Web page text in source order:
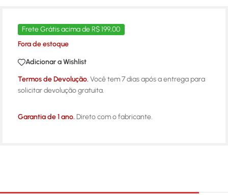
Frete Grátis acima de R$ 199,00
Fora de estoque
Adicionar a Wishlist
Termos de Devolução. Você tem 7 dias após a entrega para
solicitar devolução gratuita.
Garantia de 1 ano. Direto com o fabricante.